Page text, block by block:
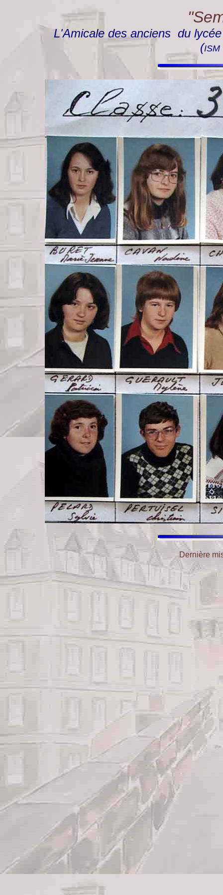
L'Amicale des anciens du
(ISM
Dernière